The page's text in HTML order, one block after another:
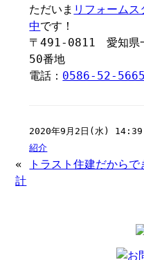
ただいま リフォームス
中です！
〒491-0811 愛知県
50番地
電話： 0586-52-5665
2020年9月2日(水) 14:39
紹介
«
トラスト住建だから
計